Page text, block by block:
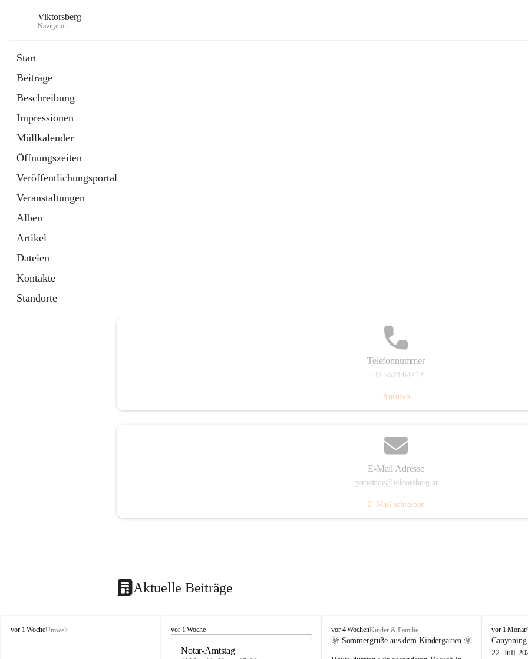
Viktorsberg
Navigation
Start
Beiträge
Beschreibung
Impressionen
Müllkalender
Öffnungszeiten
Veröffentlichungsportal
Veranstaltungen
Alben
Artikel
Dateien
Kontakte
Standorte
Telefonnummer
+43 5523 64712
Anrufen
E-Mail Adresse
gemeinde@viktorsberg.at
E-Mail schreiben
Aktuelle Beiträge
V
vor 1 WocheUmwelt
V
vor 1 Woche
Notar-Amtstag
V
i
vor 4 WochenKinder & Familie
🌞 Sommergrüße aus dem Kindergarten 🌞
V
i
k
vor 1 Monat
22. Juli